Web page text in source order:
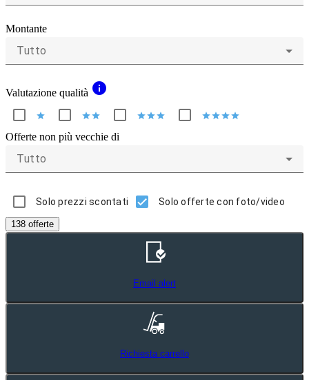
Montante
Tutto
Valutazione qualità info
star starstar starstarstar starstarstarstar
Offerte non più vecchie di
Tutto
Solo prezzi scontati Solo offerte con foto/video
138 offerte
Email alert
Richiesta carrello